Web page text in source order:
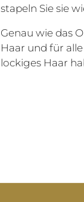
stapeln Sie sie
Genau wie das
Haar und für
lockiges Haar